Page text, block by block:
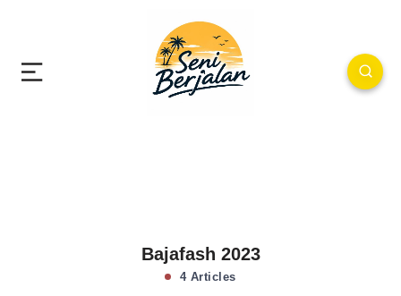
Bajafash 2023
4 Articles